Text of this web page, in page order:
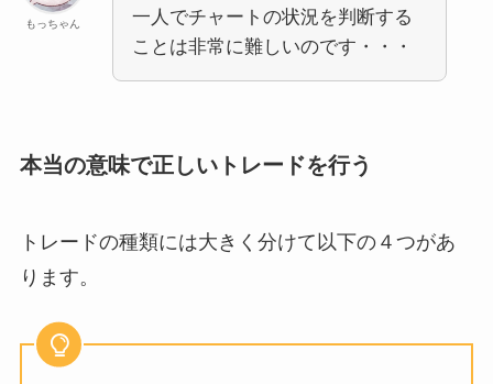
もっちゃん
一人でチャートの状況を判断する
ことは非常に難しいのです・・・
本当の意味で正しいトレードを行う
トレードの種類には大きく分けて以下の４つがあ
ります。